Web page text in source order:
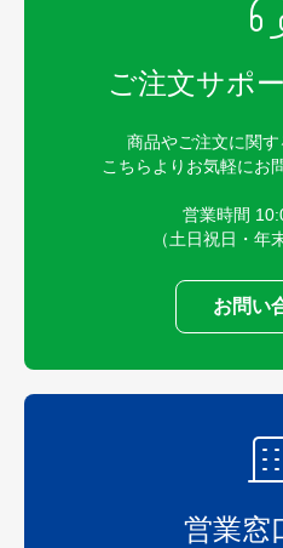
ご注文サポ
商品やご注文に関
こちらよりお気軽にお
営業時間
（土日祝日・年
お問い
営業窓